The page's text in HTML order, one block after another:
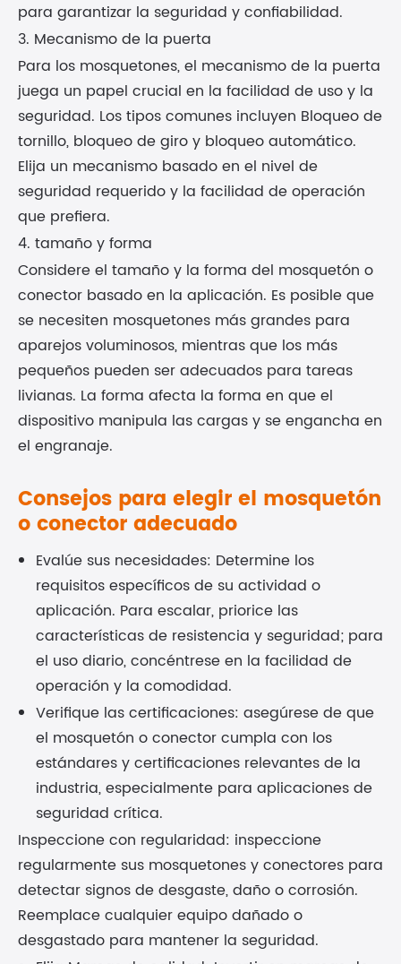
para garantizar la seguridad y confiabilidad.
3. Mecanismo de la puerta
Para los mosquetones, el mecanismo de la puerta
juega un papel crucial en la facilidad de uso y la
seguridad. Los tipos comunes incluyen Bloqueo de
tornillo, bloqueo de giro y bloqueo automático.
Elija un mecanismo basado en el nivel de
seguridad requerido y la facilidad de operación
que prefiera.
4. tamaño y forma
Considere el tamaño y la forma del mosquetón o
conector basado en la aplicación. Es posible que
se necesiten mosquetones más grandes para
aparejos voluminosos, mientras que los más
pequeños pueden ser adecuados para tareas
livianas. La forma afecta la forma en que el
dispositivo manipula las cargas y se engancha en
el engranaje.
Consejos para elegir el mosquetón
o conector adecuado
Evalúe sus necesidades: Determine los
requisitos específicos de su actividad o
aplicación. Para escalar, priorice las
características de resistencia y seguridad; para
el uso diario, concéntrese en la facilidad de
operación y la comodidad.
Verifique las certificaciones: asegúrese de que
el mosquetón o conector cumpla con los
estándares y certificaciones relevantes de la
industria, especialmente para aplicaciones de
seguridad crítica.
Inspeccione con regularidad: inspeccione
regularmente sus mosquetones y conectores para
detectar signos de desgaste, daño o corrosión.
Reemplace cualquier equipo dañado o
desgastado para mantener la seguridad.